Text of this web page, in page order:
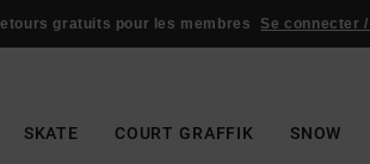
gratuits pour les membres Se connecter
SKATE COURT GRAFFIK SNOW